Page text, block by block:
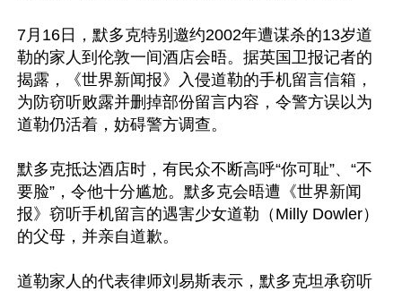
7月16日，默多克特别邀约2002年遭谋杀的13岁道
勒的家人到伦敦一间酒店会晤。据英国卫报记者的
揭露，《世界新闻报》入侵道勒的手机留言信箱，
为防窃听败露并删掉部份留言内容，令警方误以为
道勒仍活着，妨碍警方调查。
默多克抵达酒店时，有民众不断高呼“你可耻”、“不
要脸”，令他十分尴尬。默多克会晤遭《世界新闻
报》窃听手机留言的遇害少女道勒（Milly Dowler）
的父母，并亲自道歉。
道勒家人的代表律师刘易斯表示，默多克坦承窃听